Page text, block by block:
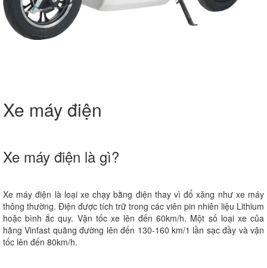
Xe máy điện
Xe máy điện là gì?
Xe máy điện là loại xe chạy bằng điện thay vì đổ xăng như xe máy
thông thường. Điện được tích trữ trong các viên pin nhiên liệu Lithium
hoặc bình ắc quy. Vận tốc xe lên đến 60km/h. Một số loại xe của
hãng Vinfast quãng đường lên đến 130-160 km/1 lần sạc đầy và vận
tốc lên đến 80km/h.